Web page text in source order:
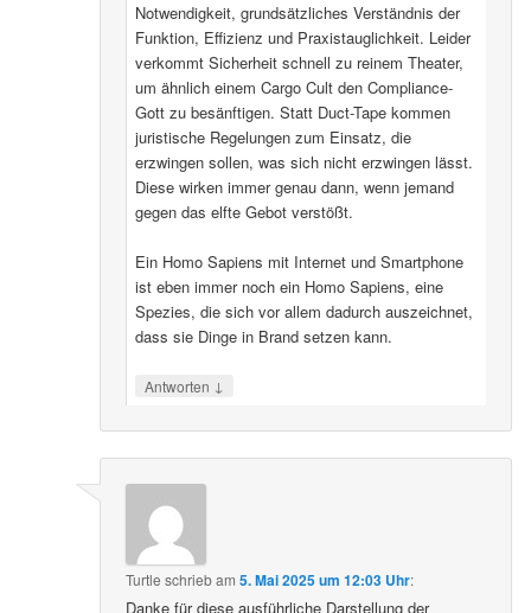
Notwendigkeit, grundsätzliches Verständnis der
Funktion, Effizienz und Praxistauglichkeit. Leider
verkommt Sicherheit schnell zu reinem Theater,
um ähnlich einem Cargo Cult den Compliance-
Gott zu besänftigen. Statt Duct-Tape kommen
juristische Regelungen zum Einsatz, die
erzwingen sollen, was sich nicht erzwingen lässt.
Diese wirken immer genau dann, wenn jemand
gegen das elfte Gebot verstößt.
Ein Homo Sapiens mit Internet und Smartphone
ist eben immer noch ein Homo Sapiens, eine
Spezies, die sich vor allem dadurch auszeichnet,
dass sie Dinge in Brand setzen kann.
Antworten ↓
Turtle schriebam5. Mai 2025 um 12:03 Uhr:
Danke für diese ausführliche Darstellung der